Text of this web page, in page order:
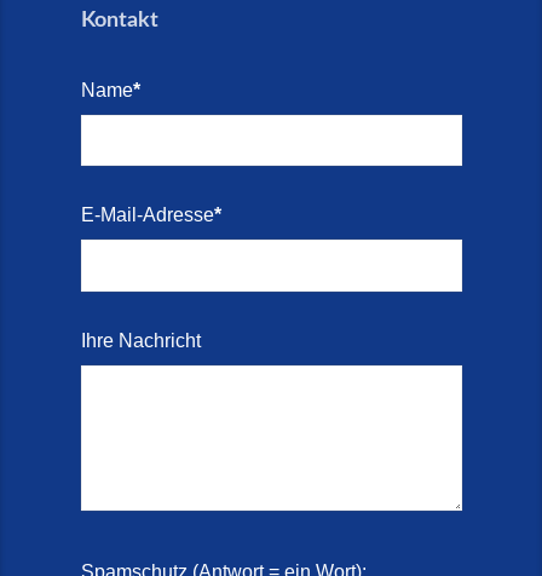
Kontakt
Name*
E-Mail-Adresse*
Ihre Nachricht
Spamschutz (Antwort = ein Wort):